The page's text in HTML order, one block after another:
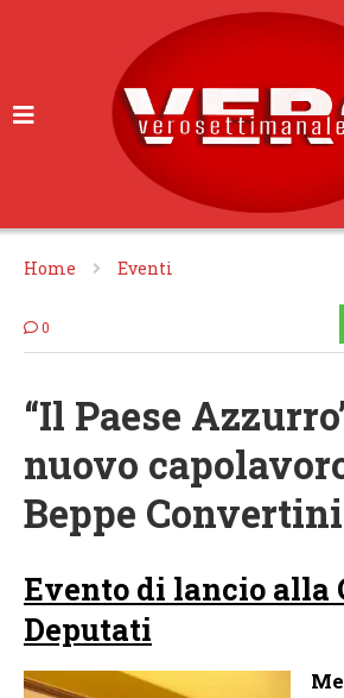
Home Eventi
0
“Il Paese
nuovo
Beppe Convertini
Evento di lancio alla
Deputati